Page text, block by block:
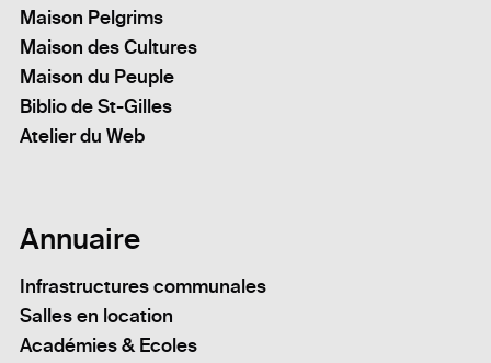
Maison Pelgrims
Maison des Cultures
Maison du Peuple
Biblio de St-Gilles
Atelier du Web
Annuaire
Infrastructures communales
Salles en location
Académies & Ecoles